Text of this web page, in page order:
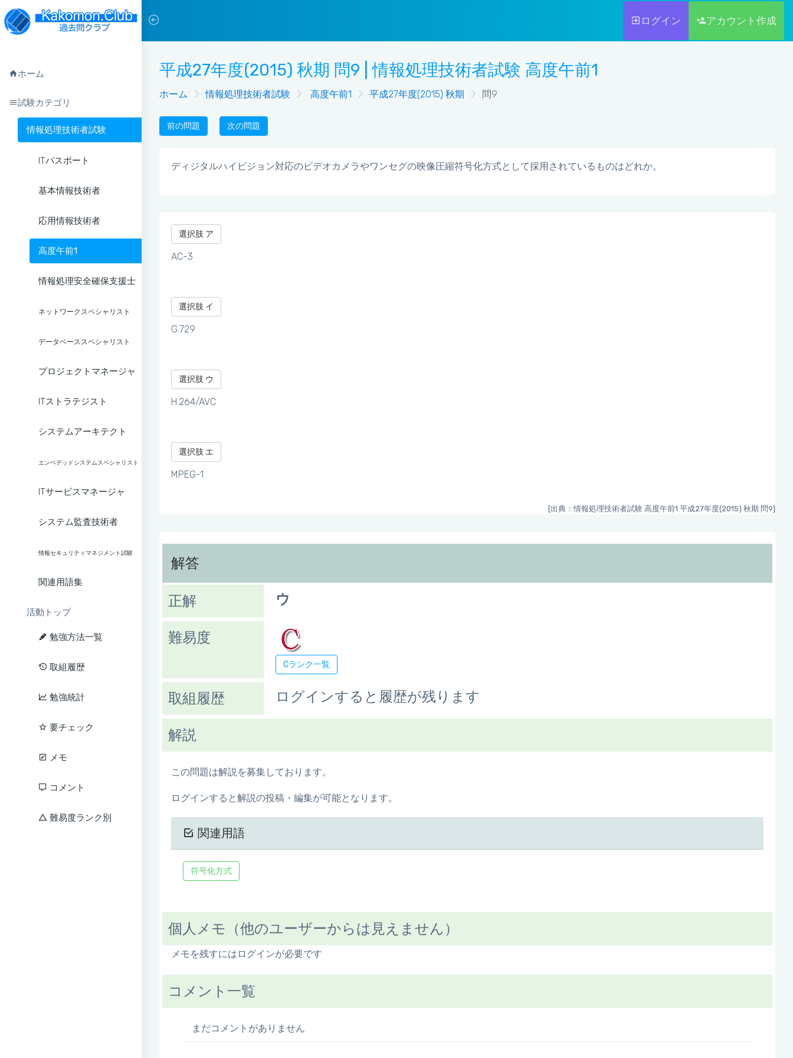
ログイン アカウント作成
ホーム
試験カテゴリ
情報処理技術者試験
ITパスポート
基本情報技術者
応用情報技術者
高度午前1
情報処理安全確保支援士
ネットワークスペシャリスト
データベーススペシャリスト
プロジェクトマネージャ
ITストラテジスト
システムアーキテクト
エンベデッドシステムスペシャリスト
ITサービスマネージャ
システム監査技術者
情報セキュリティマネジメント試験
関連用語集
活動トップ
勉強方法一覧
取組履歴
勉強統計
要チェック
メモ
コメント
難易度ランク別
平成27年度(2015) 秋期 問9 | 情報処理技術者試験 高度午前1
ホーム 情報処理技術者試験 高度午前1 平成27年度(2015) 秋期 問9
前の問題 次の問題
ディジタルハイビジョン対応のビデオカメラやワンセグの映像圧縮符号化方式として採用されているものはどれか。
選択肢 ア
AC-3
選択肢 イ
G.729
選択肢 ウ
H.264/AVC
選択肢 エ
MPEG-1
[出典：情報処理技術者試験 高度午前1 平成27年度(2015) 秋期 問9]
解答
正解 ウ
難易度
Cランク一覧
取組履歴 ログインすると履歴が残ります
解説
この問題は解説を募集しております。
ログインすると解説の投稿・編集が可能となります。
関連用語
符号化方式
個人メモ（他のユーザーからは見えません）
メモを残すにはログインが必要です
コメント一覧
まだコメントがありません